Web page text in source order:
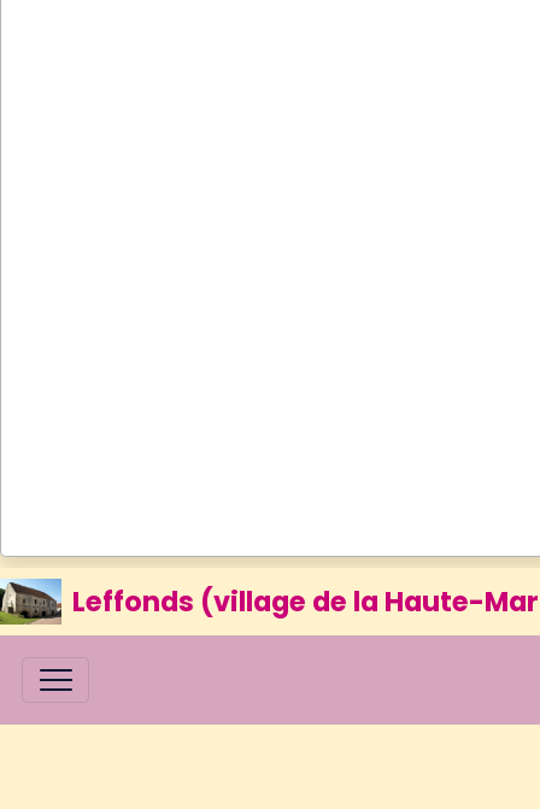
Leffonds (village de la Haute-